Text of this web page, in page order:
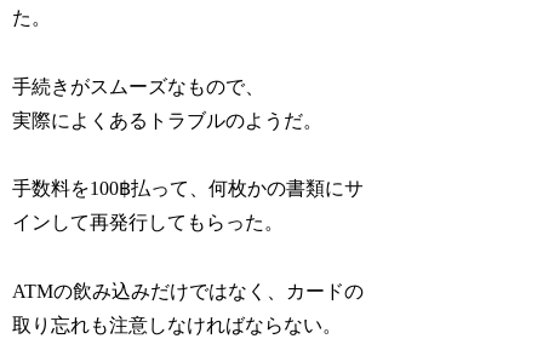
た。
手続きがスムーズなもので、
実際によくあるトラブルのようだ。
手数料を100฿払って、何枚かの書類にサ
インして再発行してもらった。
ATMの飲み込みだけではなく、カードの
取り忘れも注意しなければならない。